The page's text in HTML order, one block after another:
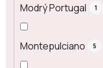
Modrý Portugal 1
Montepulciano 5